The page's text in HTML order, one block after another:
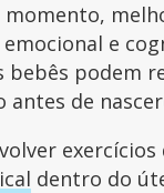
e
bebês podem
de
exercícios
dentro do